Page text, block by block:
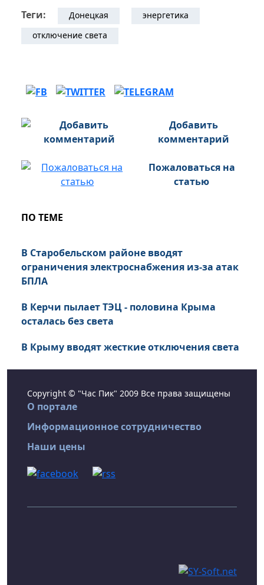
Теги: Донецкая
энергетика
отключение света
Добавить
комментарий
Пожаловаться на
статью
ПО ТЕМЕ
В Старобельском районе вводят
ограничения электроснабжения из-за атак
БПЛА
В Керчи пылает ТЭЦ - половина Крыма
осталась без света
В Крыму вводят жесткие отключения света
Copyright © "Час Пик" 2009 Все права защищены
О портале
Информационное сотрудничество
Наши цены